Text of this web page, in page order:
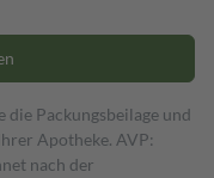
die Packungsbeilage und
Apotheke. AVP:
nach der